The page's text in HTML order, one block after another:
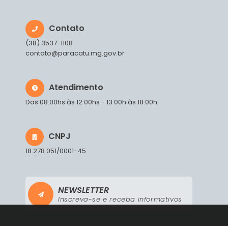
Contato
(38) 3537-1108
contato@paracatu.mg.gov.br
Atendimento
Das 08:00hs às 12:00hs - 13:00h às 18:00h
CNPJ
18.278.051/0001-45
NEWSLETTER
Inscreva-se e receba informativos